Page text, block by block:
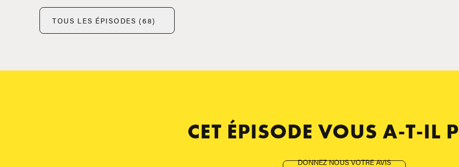
TOUS LES ÉPISODES (68)
CET ÉPISODE VOUS A-T-IL
DONNEZ NOUS VOTRE AVIS